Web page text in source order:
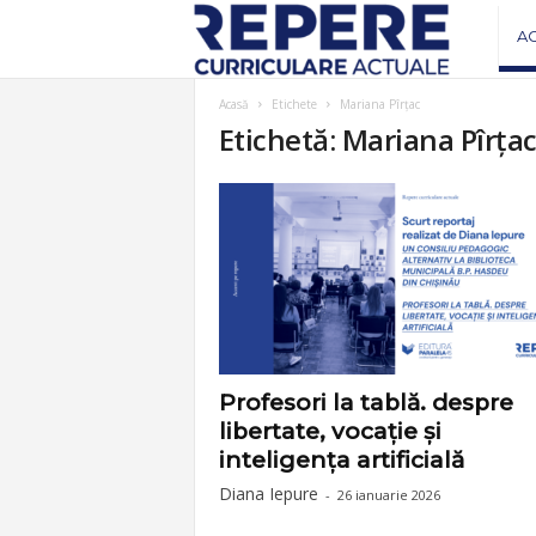
v
s
Acasă Etichete Mariana Pîrțac
Etichetă: Mariana Pîrțac
Profesori la tablă. despre
libertate, vocație și
inteligența artificială
Diana Iepure - 26 ianuarie 2026